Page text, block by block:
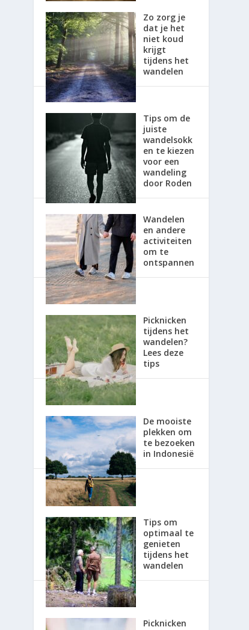
Zo zorg je
dat je het
niet koud
krijgt
tijdens het
wandelen
Tips om de
juiste
wandelsokk
en te kiezen
voor een
wandeling
door Roden
Wandelen
en andere
activiteiten
om te
ontspannen
Picknicken
tijdens het
wandelen?
Lees deze
tips
De mooiste
plekken om
te bezoeken
in Indonesië
Tips om
optimaal te
genieten
tijdens het
wandelen
Picknicken